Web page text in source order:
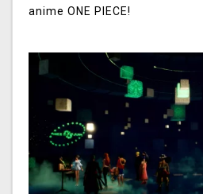
anime ONE PIECE!